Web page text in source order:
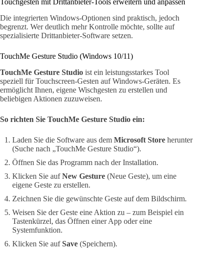
Touchgesten mit Drittanbieter-Tools erweitern und anpassen
Die integrierten Windows-Optionen sind praktisch, jedoch
begrenzt. Wer deutlich mehr Kontrolle möchte, sollte auf
spezialisierte Drittanbieter-Software setzen.
TouchMe Gesture Studio (Windows 10/11)
TouchMe Gesture Studio ist ein leistungsstarkes Tool
speziell für Touchscreen-Gesten auf Windows-Geräten. Es
ermöglicht Ihnen, eigene Wischgesten zu erstellen und
beliebigen Aktionen zuzuweisen.
So richten Sie TouchMe Gesture Studio ein:
Laden Sie die Software aus dem Microsoft Store herunter
(Suche nach „TouchMe Gesture Studio“).
Öffnen Sie das Programm nach der Installation.
Klicken Sie aufNew Gesture (Neue Geste), um eine
eigene Geste zu erstellen.
Zeichnen Sie die gewünschte Geste auf dem Bildschirm.
Weisen Sie der Geste eine Aktion zu – zum Beispiel ein
Tastenkürzel, das Öffnen einer App oder eine
Systemfunktion.
Klicken Sie aufSave (Speichern).